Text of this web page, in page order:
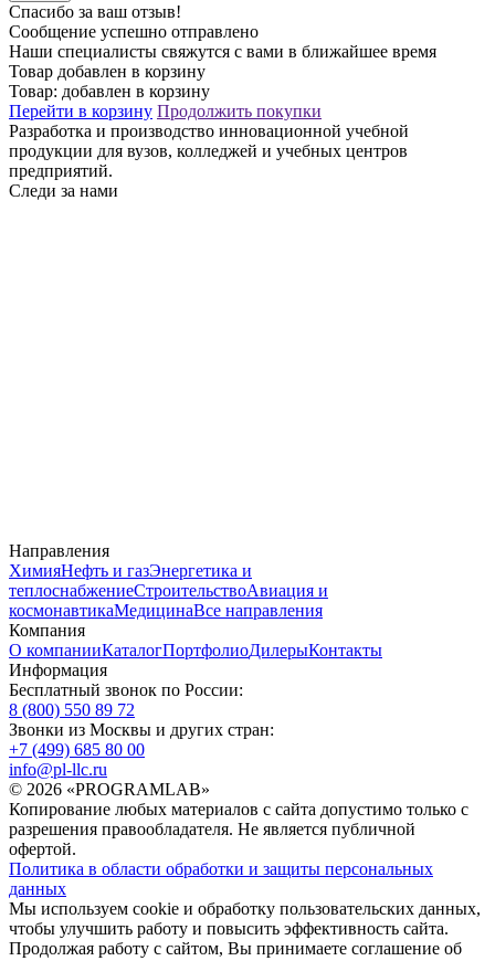
Спасибо за ваш отзыв!
Сообщение успешно отправлено
Наши специалисты свяжутся с вами в ближайшее время
Товар добавлен в корзину
Товар: добавлен в корзину
Перейти в корзину Продолжить покупки
Разработка и производство инновационной учебной
продукции для вузов, колледжей и учебных центров
предприятий.
Следи за нами
Направления
ХимияНефть и газЭнергетика и
теплоснабжениеСтроительствоАвиация и
космонавтикаМедицинаВсе направления
Компания
О компанииКаталогПортфолиоДилерыКонтакты
Информация
Бесплатный звонок по России:
8 (800) 550 89 72
Звонки из Москвы и других стран:
+7 (499) 685 80 00
info@pl-llc.ru
© 2026 «PROGRAMLAB»
Копирование любых материалов с сайта допустимо только с
разрешения правообладателя. Не является публичной
офертой.
Политика в области обработки и защиты персональных
данных
Мы используем cookie и обработку пользовательских данных,
чтобы улучшить работу и повысить эффективность сайта.
Продолжая работу с сайтом, Вы принимаете соглашение об